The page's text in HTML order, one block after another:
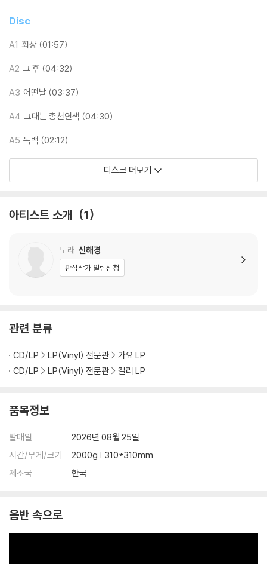
3) 바늘에 먼지가 쌓이는 경우에도 재생이 원활하지 않을 수 있습니다.
※ 디스크 외관 불량
1) 열을 가하여 제작하는 바이닐 공정 특성상 디스크 표면이 미세하게 울
재생이 불안정한 경우 스태빌라이저를 사용하시면 좀 더 안정적인 재생이
2) 재생 음역의 왜곡을 최소화 하고 반복 재생시에도 최대한 일관되게 유
지되도록 디스크 센터 홀 구경이 작게 제작되는 경우가 있습니다. 턴테이
3) 디스크에 미세한 잔 흠집이 남아있거나 인쇄 면이 깨끗하지 않은 경우
불량으로 인한 반품/교환이 가능합니다
아래에 해당하는 경우는 불량이 아니므로 개봉 후 반품/교환이 불가합니
1) 컬러 디스크는 웹 이미지와 실제 색상이 차이가 날 수 있습니다.
3) 컬러 디스크는 제작 과정에서 다른 색상 염료가 섞여 얼룩과 번짐, 반점
등이 발생할 수 있습니다.
※ 반품/교환 안내
1) 불량으로 인한 반품/교환 요청 시에는 불량 확인을 위해 개봉 시의 동영
다.
문의 바랍니다.
2) LP는 잦은 배송 과정에서 재킷에 손상이 발생할 가능성이 높고 재판매
Disc
A1 회상 (01:57)
A2 그 후 (04:32)
A3 어떤날 (03:37)
A4 그대는 총천연색 (04:30)
A5 독백 (02:12)
디스크 더보기
아티스트 소개 1
노래 신해경
관심작가 알림신청
관련 분류
CD/LP LP(Vinyl) 전문관
가요 LP
CD/LP
LP(Vinyl) 전문관 컬러 LP
품목정보
발매일
2026년 08월 25일
시간/무게/크기
2000g | 310*310mm
제조국
한국
음반 속으로